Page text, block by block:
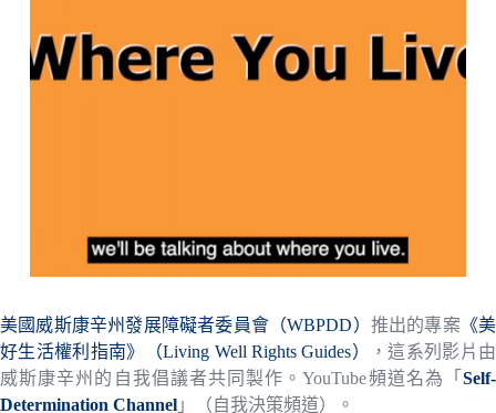
美國威斯康辛州發展障礙者委員會（WBPDD） 推出的專案《美
好生活權利指南》（Living Well Rights Guides）
，這系列影片由
威斯康辛州的自我倡議者共同製作。YouTube頻道名為「 Self-
Determination Channel 」（自我決策頻道）。